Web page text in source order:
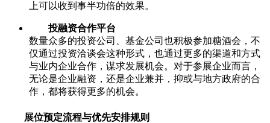
上可以收到事半功倍的效果。
投融资合作平台
数量众多的投资公司、基金公司也积极参加糖酒会，不
仅通过投资洽谈会这种形式，也通过更多的渠道和方式
与业内企业合作，谋求发展机会。对于参展企业而言，
无论是企业融资，还是企业兼并，抑或与地方政府的合
作，都将获得更多的机会。
展位预定流程与优先安排规则